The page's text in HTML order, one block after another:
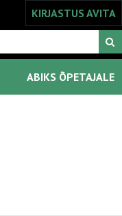
KIRJASTUS AVITA
ABIKS ÕPETAJALE